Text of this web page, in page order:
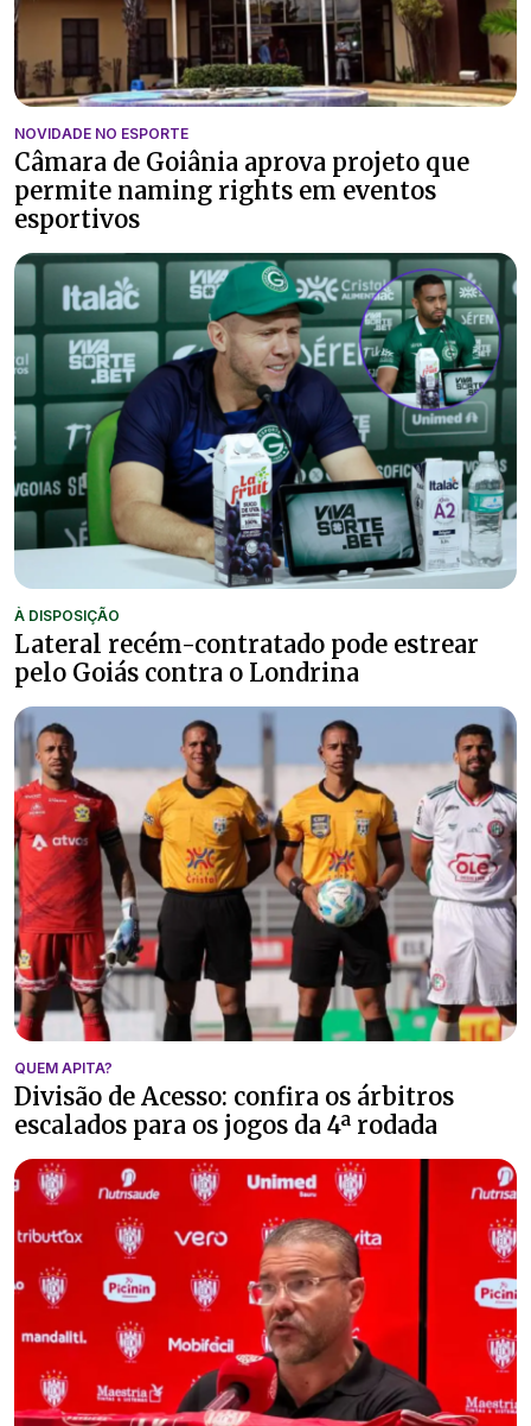
NOVIDADE NO ESPORTE
Câmara de Goiânia aprova projeto que
permite naming rights em eventos
esportivos
À DISPOSIÇÃO
Lateral recém-contratado pode estrear
pelo Goiás contra o Londrina
QUEM APITA?
Divisão de Acesso: confira os árbitros
escalados para os jogos da 4ª rodada